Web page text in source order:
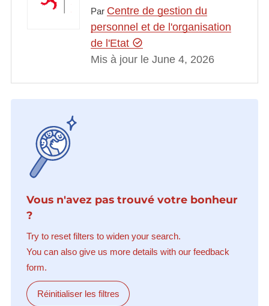
Par Centre de gestion du
personnel et de l'organisation
de l'Etat
Mis à jour le June 4, 2026
Vous n'avez pas trouvé votre bonheur
?
Try to reset filters to widen your search.
You can also give us more details with our feedback
form.
Réinitialiser les filtres